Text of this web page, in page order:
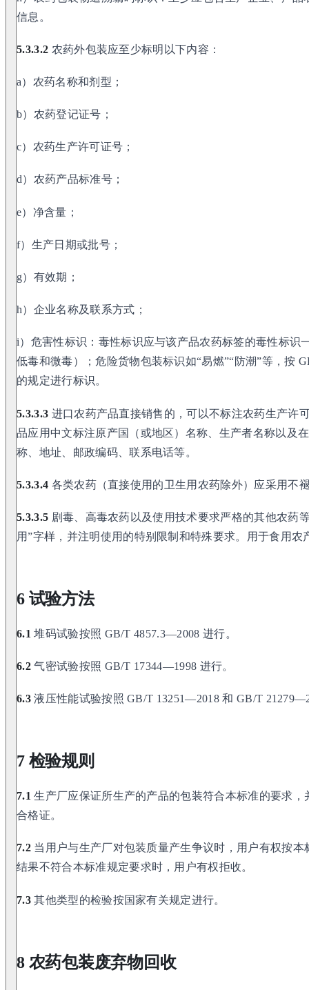
信息。
5.3.3.2 农药外包装应至少标明以下内容：
a）农药名称和剂型；
b）农药登记证号；
c）农药生产许可证号；
d）农药产品标准号；
e）净含量；
f）生产日期或批号；
g）有效期；
h）企业名称及联系方式；
i）危害性标识：毒性标识应与该产品农药标签的毒性标识
低毒和微毒）；危险货物包装标识如“易燃”“防潮”等，按
的规定进行标识。
5.3.3.3 进口农药产品直接销售的，可以不标注农药生产许
品应用中文标注原产国（或地区）名称、生产者名称以及
称、地址、邮政编码、联系电话等。
5.3.3.4 各类农药（直接使用的卫生用农药除外）应采用不
5.3.3.5 剧毒、高毒农药以及使用技术要求严格的其他农药
用”字样，并注明使用的特别限制和特殊要求。用于食用
6 试验方法
6.1 堆码试验按照 GB/T 4857.3—2008 进行。
6.2气密试验按照 GB/T 17344—1998 进行。
6.3液压性能试验按照 GB/T 13251—2018 和 GB/T
7 检验规则
7.1 生产厂应保证所生产的产品的包装符合本标准的要求
合格证。
7.2当用户与生产厂对包装质量产生争议时，用户有权按本
结果不符合本标准规定要求时，用户有权拒收。
7.3其他类型的检验按国家有关规定进行。
8 农药包装废弃物回收